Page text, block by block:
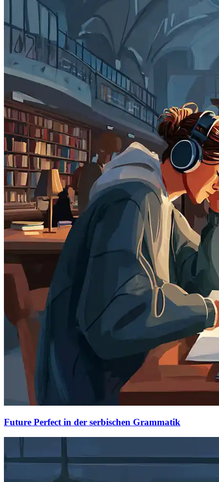
Future Perfect in der serbischen Grammatik